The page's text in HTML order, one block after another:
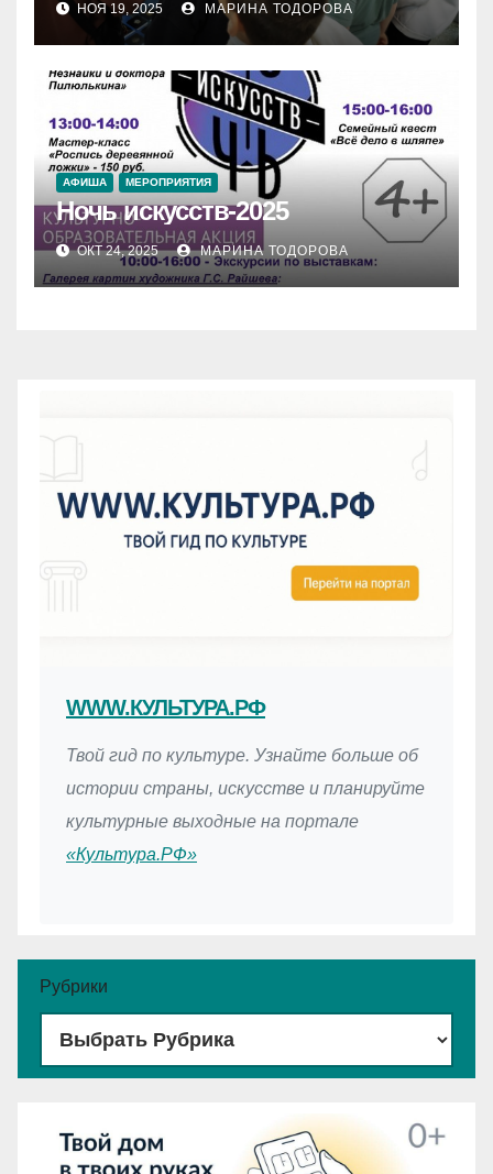
WWW.КУЛЬТУРА.РФ
Твой гид по культуре. Узнайте больше об
истории страны, искусстве и планируйте
культурные выходные на портале
«Культура.РФ»
Рубрики
НОЯ 19, 2025 МАРИНА ТОДОРОВА
АФИША МЕРОПРИЯТИЯ
Ночь искусств-2025
ОКТ 24, 2025 МАРИНА ТОДОРОВА